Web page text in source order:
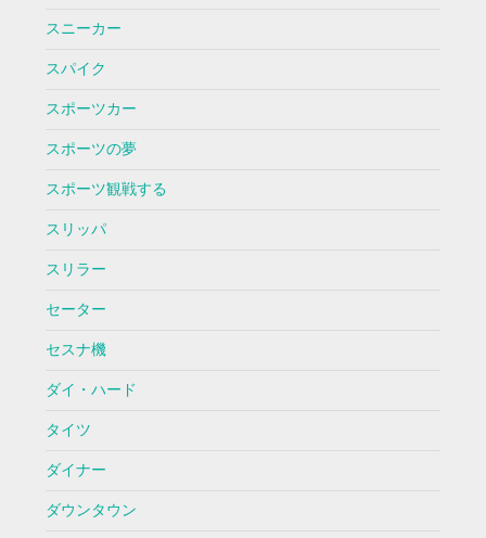
スニーカー
スパイク
スポーツカー
スポーツの夢
スポーツ観戦する
スリッパ
スリラー
セーター
セスナ機
ダイ・ハード
タイツ
ダイナー
ダウンタウン